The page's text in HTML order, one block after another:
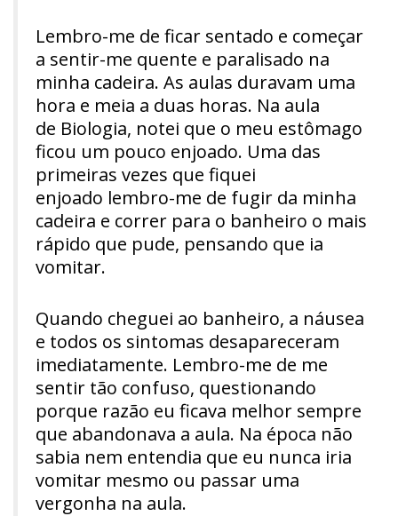
Lembro-me de ficar sentado e começar
a sentir-me quente e paralisado na
minha cadeira. As aulas duravam uma
hora e meia a duas horas. Na aula
de Biologia, notei que o meu estômago
ficou um pouco enjoado. Uma das
primeiras vezes que fiquei
enjoado lembro-me de fugir da minha
cadeira e correr para o banheiro o mais
rápido que pude, pensando que ia
vomitar.
Quando cheguei ao banheiro, a náusea
e todos os sintomas desapareceram
imediatamente. Lembro-me de me
sentir tão confuso, questionando
porque razão eu ficava melhor sempre
que abandonava a aula. Na época não
sabia nem entendia que eu nunca iria
vomitar mesmo ou passar uma
vergonha na aula.